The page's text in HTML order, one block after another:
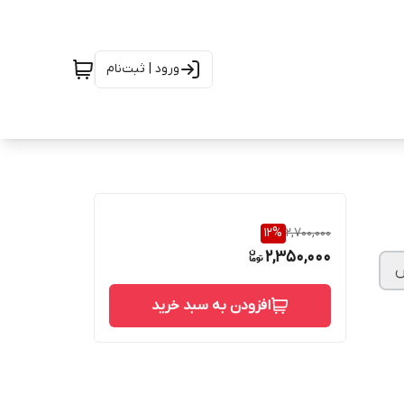
ورود | ثبت‌نام
2,700,000
12%
2,350,000
افزودن به سبد خرید